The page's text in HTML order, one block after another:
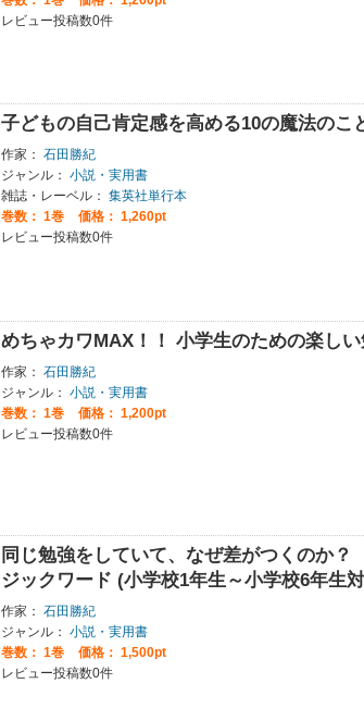
レビュー投稿数0件
子どもの自己肯定感を高める10の魔法のこ
作家： 石田勝紀
ジャンル： 小説・実用書
雑誌・レーベル： 集英社単行本
巻数： 1巻
価格： 1,260pt
レビュー投稿数0件
めちゃカワMAX！！ 小学生のための楽し
作家： 石田勝紀
ジャンル： 小説・実用書
巻数： 1巻
価格： 1,200pt
レビュー投稿数0件
同じ勉強をしていて、なぜ差がつくのか
ジックワード (小学校1年生～小学校6年生
作家： 石田勝紀
ジャンル： 小説・実用書
巻数： 1巻
価格： 1,500pt
レビュー投稿数0件